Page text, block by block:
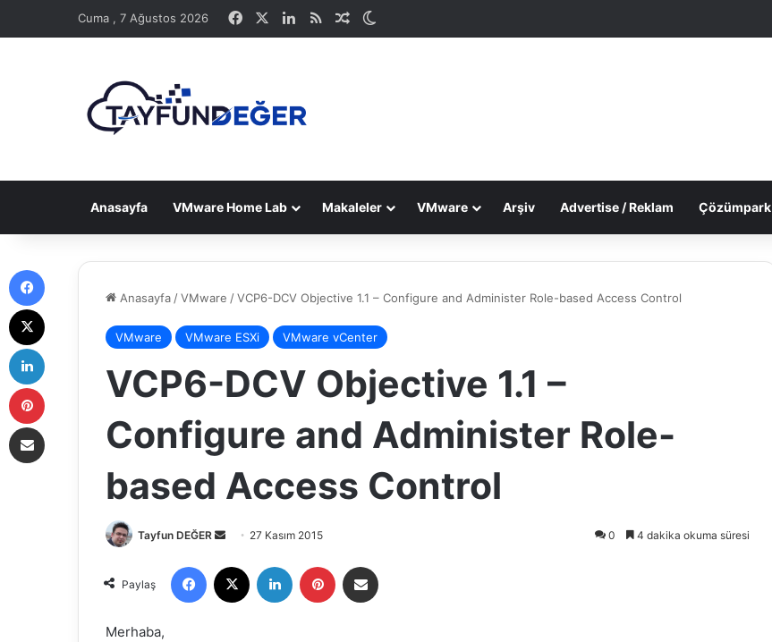
Cuma , 7 Ağustos 2026 Facebook LinkedIn
RSS Rastgele Makale
Anasayfa VMware Home Lab Makaleler VMware Arşiv Advertise / Reklam Çözümpark
Anasayfa /VMware /VCP6-DCV Objective 1.1 – Configure and Administer Role-based Access Control
VMware VMware ESXi VMware vCenter
VCP6-DCV Objective 1.1 –
Configure and Administer Role-
based Access Control
Tayfun DEĞER
r
e
27 Kasım 2015 0 4 dakika okuma süresi
Paylaş
Merhaba,
Facebook